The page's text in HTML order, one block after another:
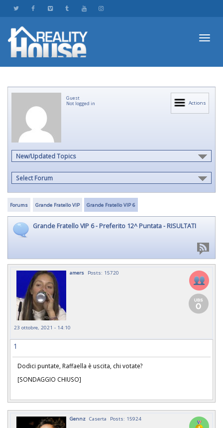
Actions
Guest
Not logged in
New/Updated Topics
Select Forum
Forums Grande Fratello VIP Grande Fratello VIP 6
Grande Fratello VIP 6 - Preferito 12^ Puntata - RISULTATI
amers Posts: 15720
23 ottobre, 2021 - 14:10
1
Dodici puntate, Raffaella è uscita, chi votate?
[SONDAGGIO CHIUSO]
Gennz Caserta Posts: 15924